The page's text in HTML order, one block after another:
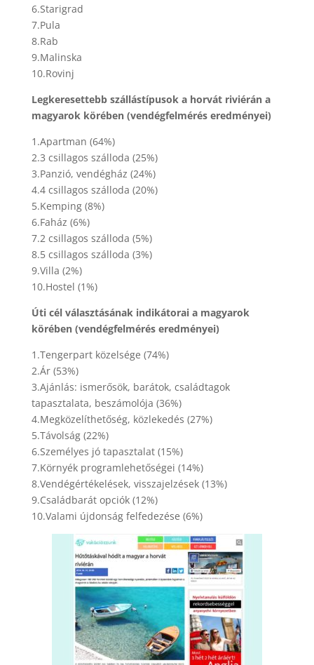
6.Starigrad
7.Pula
8.Rab
9.Malinska
10.Rovinj
Legkeresettebb szállástípusok a horvát riviérán a
magyarok körében (vendégfelmérés eredményei)
1.Apartman (64%)
2.3 csillagos szálloda (25%)
3.Panzió, vendégház (24%)
4.4 csillagos szálloda (20%)
5.Kemping (8%)
6.Faház (6%)
7.2 csillagos szálloda (5%)
8.5 csillagos szálloda (3%)
9.Villa (2%)
10.Hostel (1%)
Úti cél választásának indikátorai a magyarok
körében (vendégfelmérés eredményei)
1.Tengerpart közelsége (74%)
2.Ár (53%)
3.Ajánlás: ismerősök, barátok, családtagok
tapasztalata, beszámolója (36%)
4.Megközelíthetőség, közlekedés (27%)
5.Távolság (22%)
6.Személyes jó tapasztalat (15%)
7.Környék programlehetőségei (14%)
8.Vendégértékelések, visszajelzések (13%)
9.Családbarát opciók (12%)
10.Valami újdonság felfedezése (6%)